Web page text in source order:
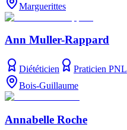
Marguerittes
Ann Muller-Rappard
Diététicien Praticien PNL
Bois-Guillaume
Annabelle Roche